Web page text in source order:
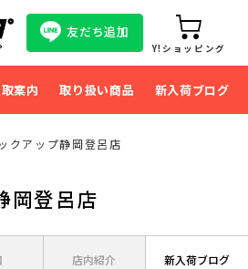
友だち追加
Y!ショッピング
案内 取り扱い商品 新入荷ブログ
クアップ静岡登呂店
岡登呂店
店内紹介 新入荷ブログ